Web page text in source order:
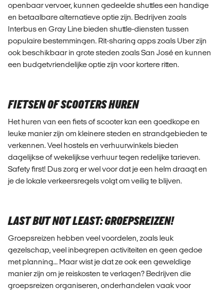
openbaar vervoer, kunnen gedeelde shuttles een handige
en betaalbare alternatieve optie zijn. Bedrijven zoals
Interbus en Gray Line bieden shuttle-diensten tussen
populaire bestemmingen. Rit-sharing apps zoals Uber zijn
ook beschikbaar in grote steden zoals San José en kunnen
een budgetvriendelijke optie zijn voor kortere ritten.
FIETSEN OF SCOOTERS HUREN
Het huren van een fiets of scooter kan een goedkope en
leuke manier zijn om kleinere steden en strandgebieden te
verkennen. Veel hostels en verhuurwinkels bieden
dagelijkse of wekelijkse verhuur tegen redelijke tarieven.
Safety first! Dus zorg er wel voor dat je een helm draagt en
je de lokale verkeersregels volgt om veilig te blijven.
LAST BUT NOT LEAST: GROEPSREIZEN!
Groepsreizen hebben veel voordelen, zoals leuk
gezelschap, veel inbegrepen activiteiten en geen gedoe
met planning... Maar wist je dat ze ook een geweldige
manier zijn om je reiskosten te verlagen? Bedrijven die
groepsreizen organiseren, onderhandelen vaak voor